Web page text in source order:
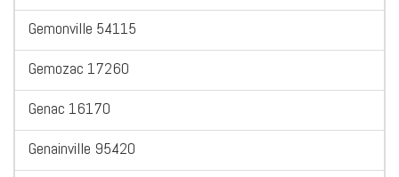
Gemonville 54115
Gemozac 17260
Genac 16170
Genainville 95420